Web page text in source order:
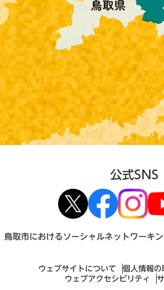
公式SNS
鳥取市におけるソーシャルネットワーキ
ウェブサイトについて
個人情報の
ウェブアクセシビリティ